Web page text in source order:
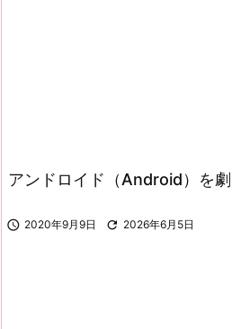
アンドロイド（Android）を
 2020年9月9日  2026年6月5日